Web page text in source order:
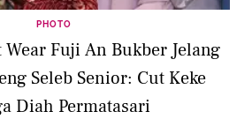
PHOTO
Wear Fuji An Bukber Jelang
Seleb Senior: Cut Keke
Diah Permatasari